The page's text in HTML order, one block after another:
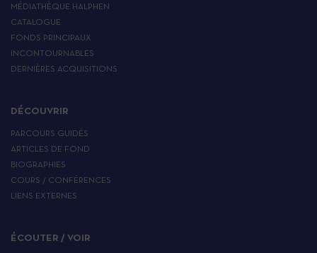
MÉDIATHÈQUE HALPHEN
CATALOGUE
FONDS PRINCIPAUX
INCONTOURNABLES
DERNIÈRES ACQUISITIONS
DÉCOUVRIR
PARCOURS GUIDÉS
ARTICLES DE FOND
BIOGRAPHIES
COURS / CONFÉRENCES
LIENS EXTERNES
ÉCOUTER / VOIR